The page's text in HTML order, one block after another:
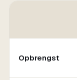
Opbrengst